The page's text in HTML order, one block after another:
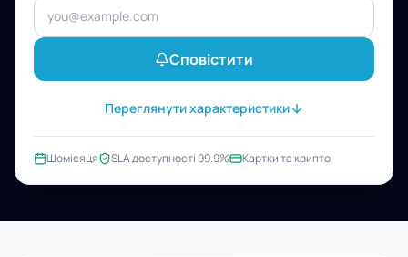
Сповістити
Переглянути характеристики
Щомісяця SLA доступності 99.9% Картки та крипто